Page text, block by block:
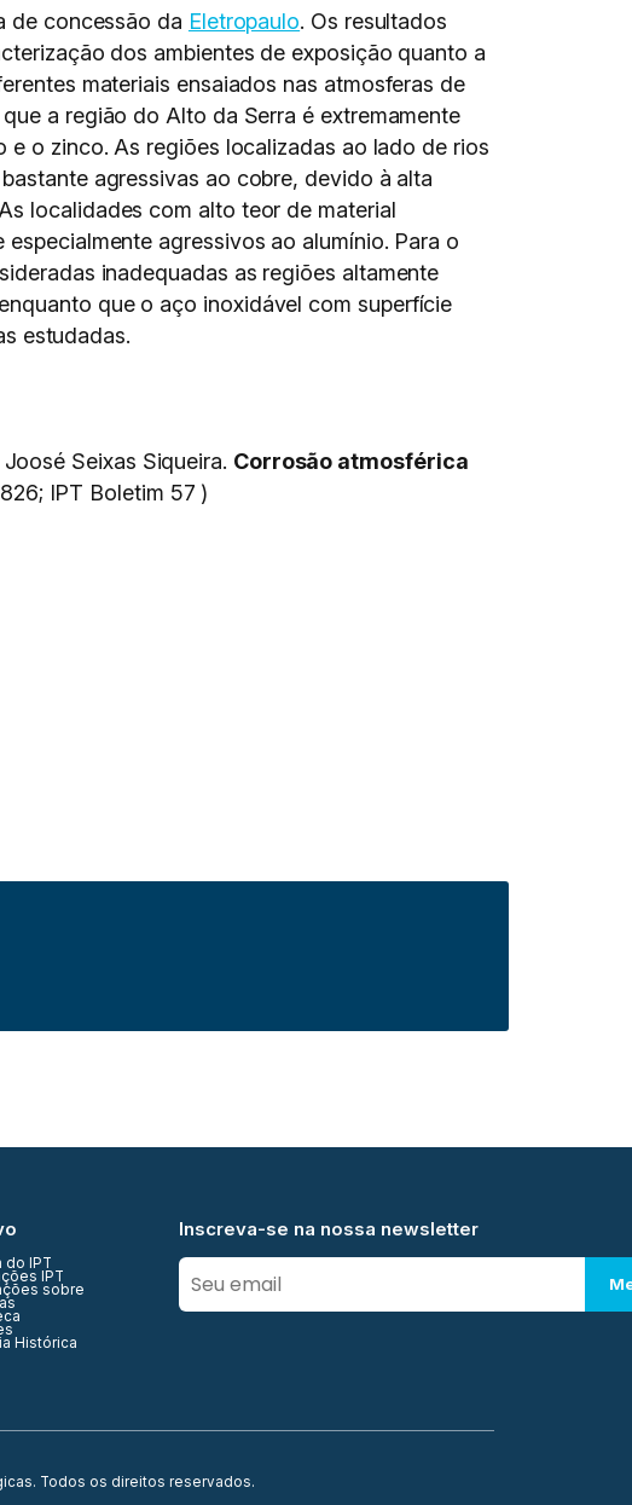
de concessão da Eletropaulo. Os resultados
dos ambientes de exposição quanto a
materiais ensaiados nas atmosferas de
a região do Alto da Serra é extremamente
e o zinco. As regiões localizadas ao lado de rios
agressivas ao cobre, devido à alta
localidades com alto teor de material
agressivos ao alumínio. Para o
inadequadas as regiões altamente
que o aço inoxidável com superfície
estudadas.
Seixas Siqueira. Corrosão atmosférica
IPT Boletim 57 )
do IPT
IPT
sobre
Histórica
Inscreva-se na nossa newsletter
Todos os direitos reservados.